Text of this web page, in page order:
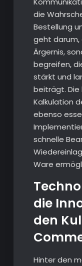
die
Bestellung
geht darum,
Ärgernis,
begreifen,
stärkt und
beiträgt.
Kalkulation
ebenso
schnelle
Ware
die
den
Hinter den